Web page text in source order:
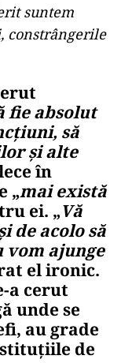
suntem
constrângerile
fie absolut
să
şi alte
în
„mai există
ei. „Vă
de acolo să
vom ajunge
el ironic.
a cerut
unde se
au grade
de